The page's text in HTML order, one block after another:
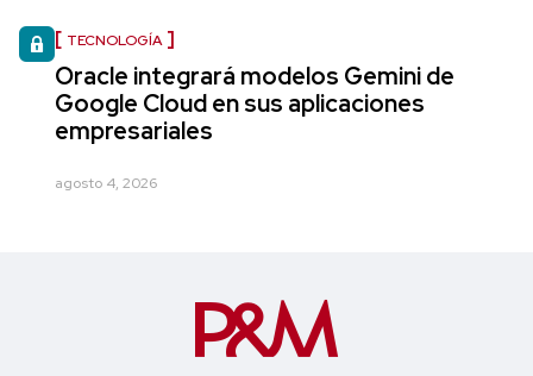
TECNOLOGÍA
Oracle integrará modelos Gemini de
Google Cloud en sus aplicaciones
empresariales
agosto 4, 2026